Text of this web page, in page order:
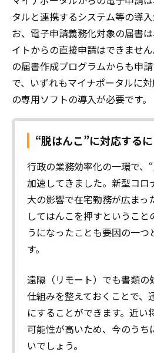
タルと連携するシステム等の導
お、電子申請義務化対象の届書
イトからの直接申請はできませ
の届書作成プログラムからも申
で、いずれもマイナポータルに
の専用ソフトの導入が必要です。
“脱はんこ”に対応する
行政の業務効率化の一環で、
加速してきました。新型コロ
大の影響で在宅勤務が広まっ
してはんこを押すということ
うになったことも要因の一つ
す。
遠隔（リモート）でも書類の
仕組みを整えておくことで、
にすることができます。近い
可能性が高いため、今のうち
いでしょう。